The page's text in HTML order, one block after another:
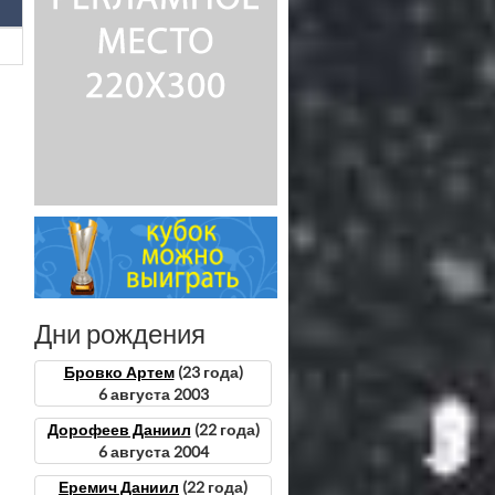
Дни рождения
Бровко Артем(23 года)
6 августа 2003
Дорофеев Даниил (22 года)
6 августа 2004
Еремич Даниил (22 года)